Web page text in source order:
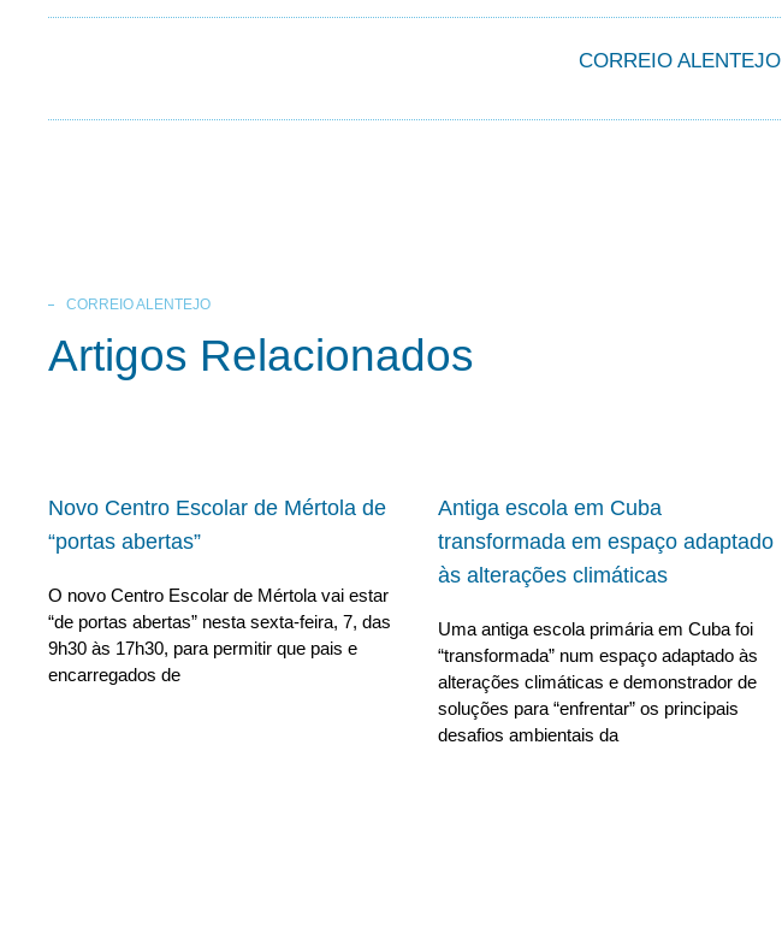
CORREIO ALENTEJO
CORREIO ALENTEJO
Artigos Relacionados
Novo Centro Escolar de Mértola de
“portas abertas”
O novo Centro Escolar de Mértola vai estar
“de portas abertas” nesta sexta-feira, 7, das
9h30 às 17h30, para permitir que pais e
encarregados de
Antiga escola em Cuba
transformada em espaço adaptado
às alterações climáticas
Uma antiga escola primária em Cuba foi
“transformada” num espaço adaptado às
alterações climáticas e demonstrador de
soluções para “enfrentar” os principais
desafios ambientais da